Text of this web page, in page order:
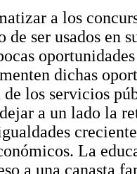
a los
de ser usados en
dichas
los servicios
a un lado la
La
a una canasta